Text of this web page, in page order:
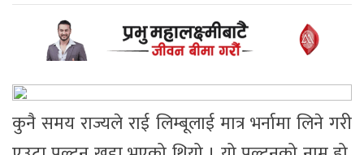
कुनै समय राज्यले राई लिम्बूलाई मात्र भर्नामा लिने गरी